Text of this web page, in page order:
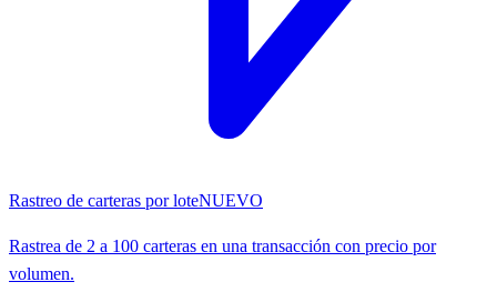
Rastreo de carteras por loteNUEVO
Rastrea de 2 a 100 carteras en una transacción con precio por
volumen.